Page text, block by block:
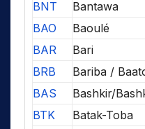
BNT
Bantawa
BAO
Baoulé
BAR
Bari
BRB
Bariba /
BAS
Bashkir/
BTK
Batak-Toba